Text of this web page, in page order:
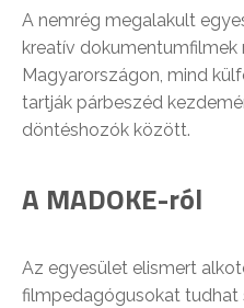
A nemrég megalakult
kreatív dokumentumfilmek
Magyarországon, mind
tartják párbeszéd
döntéshozók között.
A MADOKE-ról
Az egyesület elismert
filmpedagógusokat tudhat